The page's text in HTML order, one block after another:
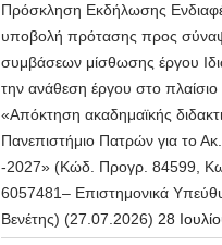
Πρόσκληση Εκδήλωσης
υποβολή πρότασης προς
συμβάσεων μίσθωσης έργου
την ανάθεση έργου στο
«Απόκτηση ακαδημαϊκής
Πανεπιστήμιο Πατρών για το
-2027» (Κώδ. Προγρ. 84599,
6057481– Επιστημονικά
Βενέτης) (27.07.2026) 28